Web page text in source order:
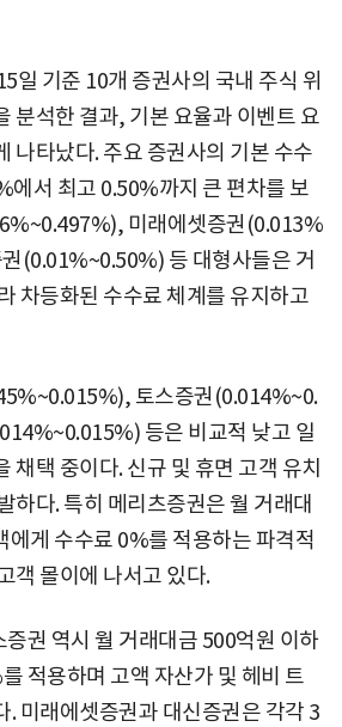
일 기준 10개 증권사의 국내 주식 위
분석한 결과, 기본 요율과 이벤트 요
나타났다. 주요 증권사의 기본 수수
에서 최고 0.50%까지 큰 편차를 보
미래에셋증권(0.013%
(0.01%~0.50%) 등 대형사들은 거
차등화된 수수료 체계를 유지하고
토스증권(0.014%~0.
등은 비교적 낮고 일
채택 중이다. 신규 및 휴면 고객 유치
하다. 특히 메리츠증권은 월 거래대
에게 수수료 0%를 적용하는 파격적
객 몰이에 나서고 있다.
권 역시 월 거래대금 500억원 이하
적용하며 고액 자산가 및 헤비 트
. 미래에셋증권과 대신증권은 각각 3